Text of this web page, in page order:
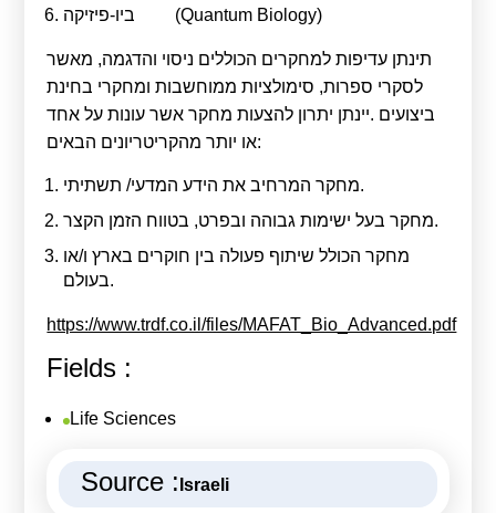
ביו-פיזיקה (Quantum Biology)
תינתן עדיפות למחקרים הכוללים ניסוי והדגמה, מאשר
לסקרי ספרות, סימולציות ממוחשבות ומחקרי בחינת
ביצועים .יינתן יתרון להצעות מחקר אשר עונות על אחד
או יותר מהקריטריונים הבאים:
מחקר המרחיב את הידע המדעי/ תשתיתי.
מחקר בעל ישימות גבוהה ובפרט, בטווח הזמן הקצר.
מחקר הכולל שיתוף פעולה בין חוקרים בארץ ו/או
בעולם.
https://www.trdf.co.il/files/MAFAT_Bio_Advanced.pdf
Fields :
Life Sciences
Source : Israeli